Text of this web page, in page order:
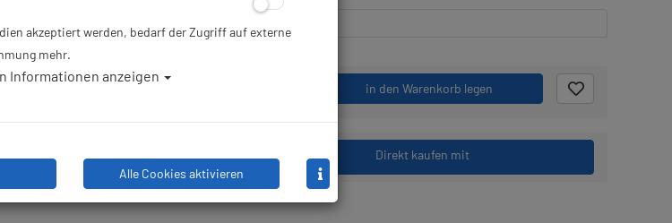
in den Warenkorb legen
Direkt kaufen mit
akzeptiert werden, bedarf der Zugriff auf externe
mehr.
Informationen anzeigen
Alle Cookies aktivieren